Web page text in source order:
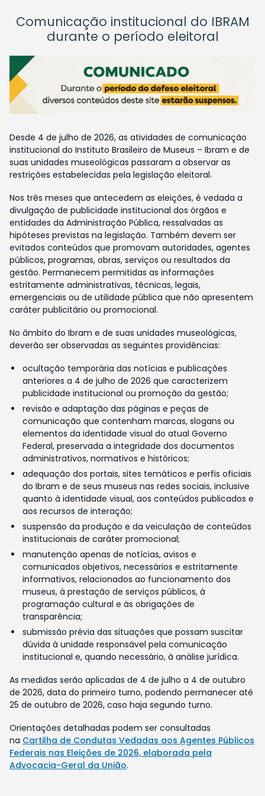
Comunicação institucional do IBRAM
durante o período eleitoral
Desde 4 de julho de 2026, as atividades de comunicação
institucional do Instituto Brasileiro de Museus – Ibram e de
suas unidades museológicas passaram a observar as
restrições estabelecidas pela legislação eleitoral.
Nos três meses que antecedem as eleições, é vedada a
divulgação de publicidade institucional dos órgãos e
entidades da Administração Pública, ressalvadas as
hipóteses previstas na legislação. Também devem ser
evitados conteúdos que promovam autoridades, agentes
públicos, programas, obras, serviços ou resultados da
gestão. Permanecem permitidas as informações
estritamente administrativas, técnicas, legais,
emergenciais ou de utilidade pública que não apresentem
caráter publicitário ou promocional.
No âmbito do Ibram e de suas unidades museológicas,
deverão ser observadas as seguintes providências:
ocultação temporária das notícias e publicações
anteriores a 4 de julho de 2026 que caracterizem
publicidade institucional ou promoção da gestão;
revisão e adaptação das páginas e peças de
comunicação que contenham marcas, slogans ou
elementos da identidade visual do atual Governo
Federal, preservada a integridade dos documentos
administrativos, normativos e históricos;
adequação dos portais, sites temáticos e perfis oficiais
do Ibram e de seus museus nas redes sociais, inclusive
quanto à identidade visual, aos conteúdos publicados e
aos recursos de interação;
suspensão da produção e da veiculação de conteúdos
institucionais de caráter promocional;
manutenção apenas de notícias, avisos e
comunicados objetivos, necessários e estritamente
informativos, relacionados ao funcionamento dos
museus, à prestação de serviços públicos, à
programação cultural e às obrigações de
transparência;
submissão prévia das situações que possam suscitar
dúvida à unidade responsável pela comunicação
institucional e, quando necessário, à análise jurídica.
As medidas serão aplicadas de 4 de julho a 4 de outubro
de 2026, data do primeiro turno, podendo permanecer até
25 de outubro de 2026, caso haja segundo turno.
Orientações detalhadas podem ser consultadas
na Cartilha de Condutas Vedadas aos Agentes Públicos
Federais nas Eleições de 2026, elaborada pela
Advocacia-Geral da União.